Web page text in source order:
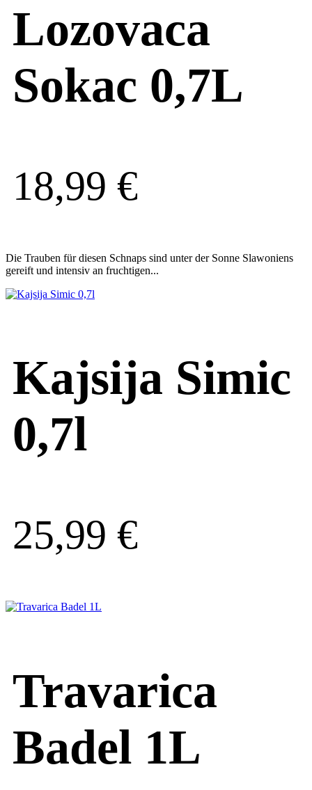
Lozovaca
Sokac 0,7L
18,99 €
Die Trauben für diesen Schnaps sind unter der Sonne Slawoniens
gereift und intensiv an fruchtigen...
Kajsija Simic
0,7l
25,99 €
Travarica
Badel 1L